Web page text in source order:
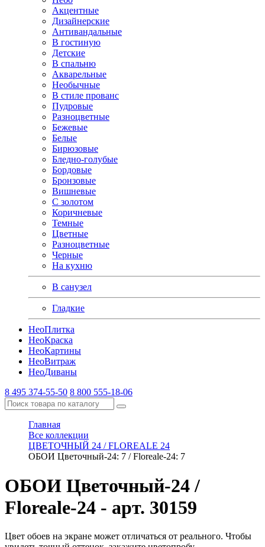
Акцентные
Дизайнерские
Антивандальные
В гостиную
Детские
В спальню
Акварельные
Необычные
В стиле прованс
Пудровые
Разноцветные
Бежевые
Белые
Бирюзовые
Бледно-голубые
Бордовые
Бронзовые
Вишневые
С золотом
Коричневые
Темные
Цветные
Разноцветные
Черные
На кухню
В санузел
Гладкие
НеоПлитка
НеоКраска
НеоКартины
НеоВитраж
НеоДиваны
8 495 374-55-50 8 800 555-18-06
Главная
Все коллекции
ЦВЕТОЧНЫЙ 24 / FLOREALE 24
ОБОИ Цветочный-24: 7 / Floreale-24: 7
ОБОИ Цветочный-24 /
Floreale-24 - арт. 30159
Цвет обоев на экране может отличаться от реального. Чтобы